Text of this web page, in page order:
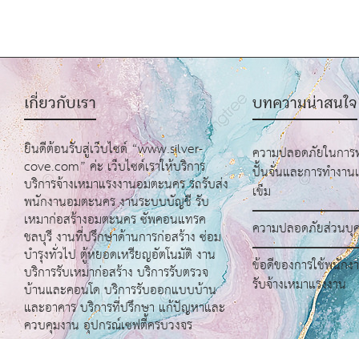
เกี่ยวกับเรา
ยินดีต้อนรับสู่เว็บไซด์ “www.silver-
cove.com” ค่ะ เว็บไซด์เราให้บริการ
บริการจ้างเหมาแรงงานอมตะนคร รถรับส่ง
พนักงานอมตะนคร งานระบบบัญชี รับ
เหมาก่อสร้างอมตะนคร ซัพคอนแทรค
ชลบุรี งานที่ปรึกษาด้านการก่อสร้าง ซ่อม
บำรุงทั่วไป ตู้หยอดเหรียญอัตโนมัติ งาน
บริการรับเหมาก่อสร้าง บริการรับตรวจ
บ้านและคอนโด บริการรับออกแบบบ้าน
และอาคาร บริการที่ปรึกษา แก้ปัญหาและ
ควบคุมงาน อุปกรณ์เซฟตี้ครบวงจร
บทความน่าสนใจ
ความปลอดภัยในกา
ปั้นจั่นและการทำงาน
เข็ม
ความปลอดภัยส่วนบุ
ข้อดีของการใช้พนักง
รับจ้างเหมาแรงงาน